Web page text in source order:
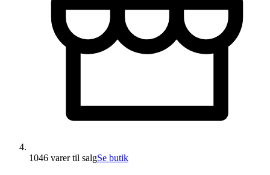
1046 varertil salgSe butik